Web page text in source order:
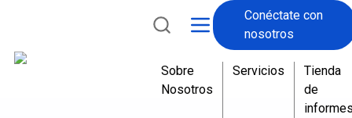
Conéctate con
nosotros
Sobre
Nosotros
Servicios
Tienda
de